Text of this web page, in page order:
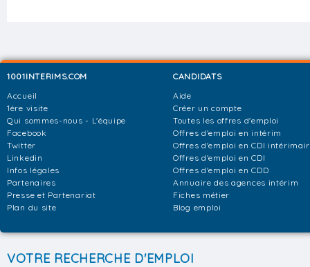
1001INTERIMS.COM
Accueil
1ère visite
Qui sommes-nous - L'équipe
Facebook
Twitter
Linkedin
Infos légales
Partenaires
Presse et Partenariat
Plan du site
CANDIDATS
Aide
Créer un compte
Toutes les offres d'emploi
Offres d'emploi en intérim
Offres d'emploi en CDI
Offres d'emploi en CDI
Offres d'emploi en CDD
Annuaire des agences intérim
Fiches métier
Blog emploi
VOTRE RECHERCHE D'EMPLOI